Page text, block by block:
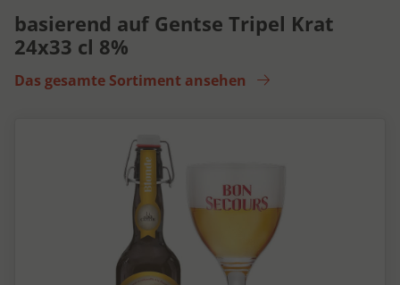
basierend auf Gentse Tripel Krat
24x33 cl 8%
Das gesamte Sortiment ansehen